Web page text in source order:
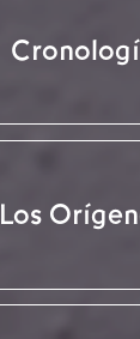
Los